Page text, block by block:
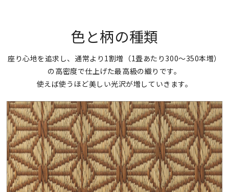
色と柄の種類
座り心地を追求し、通常より1割増（1畳あたり300～350本増）
の高密度で仕上げた最高級の織りです。
使えば使うほど美しい光沢が増していきます。